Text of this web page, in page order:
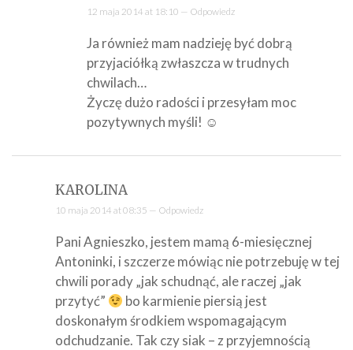
12 maja 2014 at 18:10 — Odpowiedz
Ja również mam nadzieję być dobrą
przyjaciółką zwłaszcza w trudnych
chwilach…
Życzę dużo radości i przesyłam moc
pozytywnych myśli! ☺
KAROLINA
10 maja 2014 at 08:35 — Odpowiedz
Pani Agnieszko, jestem mamą 6-miesięcznej
Antoninki, i szczerze mówiąc nie potrzebuję w tej
chwili porady „jak schudnąć, ale raczej „jak
przytyć”
bo karmienie piersią jest
doskonałym środkiem wspomagającym
odchudzanie. Tak czy siak – z przyjemnością